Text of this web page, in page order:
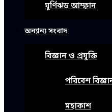
ঘূর্ণিঝড় আম্ফান
অন্যান্য সংবাদ
বিজ্ঞান ও প্রযুক্তি
পরিবেশ
মহাকাশ